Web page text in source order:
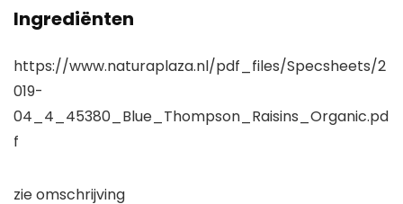
Ingrediënten
https://www.naturaplaza.nl/pdf_files/Specsheets/2
019-
04_4_45380_Blue_Thompson_Raisins_Organic.pd
f
zie omschrijving